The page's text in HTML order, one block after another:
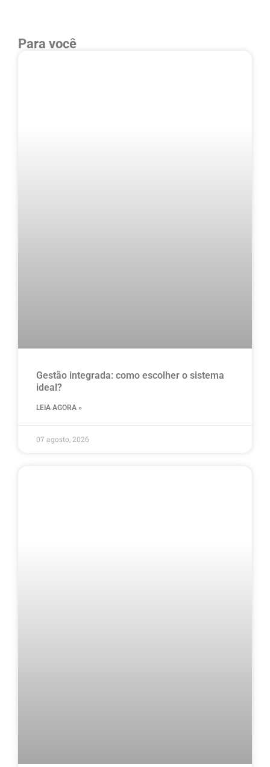
Para você
Gestão integrada: como escolher o sistema
ideal?
LEIA AGORA »
07 agosto, 2026